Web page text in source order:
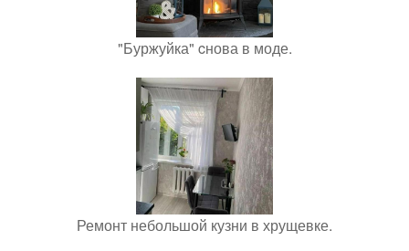
"Буржуйка" cнова в моде.
Ремонт небольшой кузни в хрущевке.